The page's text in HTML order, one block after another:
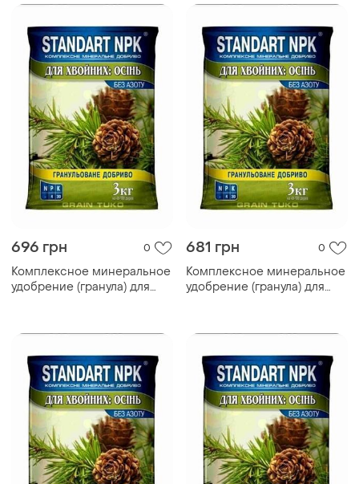
696 грн 0
Комплексное минеральное
удобрение (гранула) для
681 грн 0
Комплексное минеральное
удобрение (гранула) для